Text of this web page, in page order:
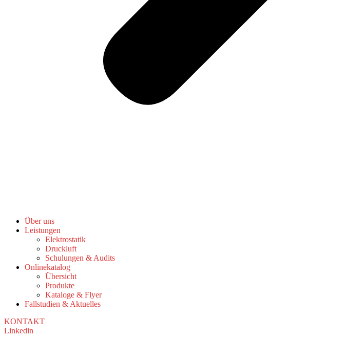
Über uns
Leistungen
Elektrostatik
Druckluft
Schulungen & Audits
Onlinekatalog
Übersicht
Produkte
Kataloge & Flyer
Fallstudien & Aktuelles
KONTAKT
Linkedin